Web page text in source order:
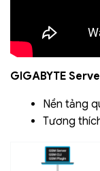
GIGABYTE
Nền tảng
Tương